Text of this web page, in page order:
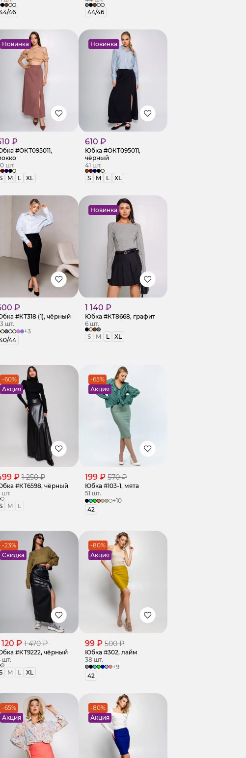
46
44/46
Новинка
₽
#ОКТ095011,
шт.
M L XL
Новинка
610 ₽
Юбка #ОКТ095011,
чёрный
41 шт.
S
M L XL
₽
#КТ318 (1), чёрный
шт.
+3
44
Новинка
1 140 ₽
Юбка #КТ8668, графит
6 шт.
S
M L XL
-60%
Акция
₽ 1 250 ₽
#КТ6598, чёрный
шт.
M L
-65%
Акция
199 ₽ 570 ₽
Юбка #103-1, мята
51 шт.
+10
42
-23%
Скидка
120 ₽ 1 470 ₽
#КТ9222, чёрный
шт.
M L XL
-80%
Акция
99 ₽ 500 ₽
Юбка #302, лайм
38 шт.
+9
42
-65%
Акция
-80%
Акция